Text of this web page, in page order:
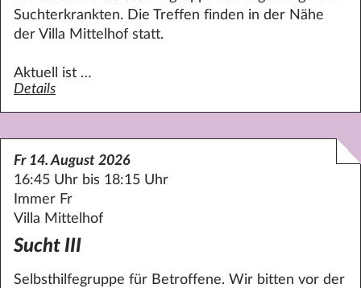
Suchterkrankten. Die Treffen finden in der Nähe
der Villa Mittelhof statt.
Aktuell ist …
Details
zum Angebot Angehörige von Suchterkrankten -
Fr 14. August 2026
16:45 Uhr bis 18:15 Uhr
Immer Fr
Villa Mittelhof
Sucht III
Selbsthilfegruppe für Betroffene. Wir bitten vor der